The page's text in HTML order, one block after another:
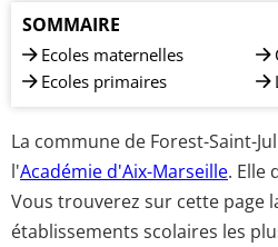
SOMMAIRE
Ecoles maternelles
Ecoles primaires
La commune de Forest-Saint-
l'Académie d'Aix-Marseille. Elle
Vous trouverez sur cette page
établissements scolaires les